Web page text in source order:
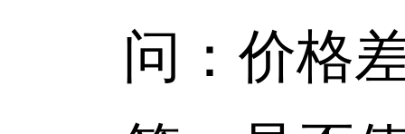
问：价格差